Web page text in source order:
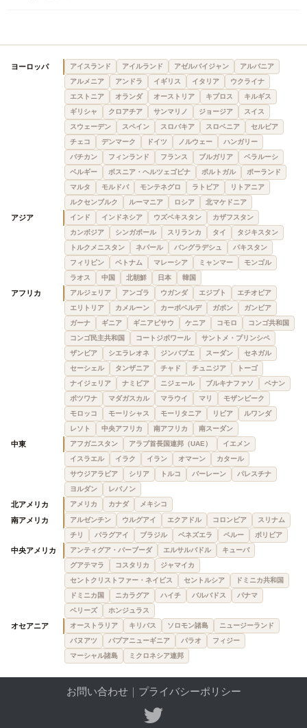
ヨーロッパ アイスランド アイルランド アゼルバイジャン
アルバニア
アルメニア
アンドラ イギリス イタリア
ウクライナ
エストニア
オランダ オーストリア キプロス
キルギス
ギリシャ
クロアチア サンマリノ ジョージア
スイス
スウェーデン
スペイン スロバキア スロベニア
セルビア
チェコ
デンマーク ドイツ ノルウェー
ハンガリー
バチカン
フィンランド フランス ブルガリア
ベラルーシ
ベルギー
ボスニア・ヘルツェゴビナ ポルトガル
ポーランド
マルタ
モルドバ モンテネグロ ラトビア
リトアニア
ルクセンブルク
ルーマニア ロシア 北マケドニア
アジア インド インドネシア ウズベキスタン
カザフスタン
カンボジア
シンガポール スリランカ タイ
タジキスタン
トルクメニスタン
ネパール バングラデシュ
パキスタン
フィリピン
ベトナム マレーシア ミャンマー
モンゴル
ラオス
中国 北朝鮮 日本 韓国
アフリカ アルジェリア アンゴラ ウガンダ エジプト
エチオピア
エリトリア
カメルーン カーボベルデ ガボン
ガンビア
ガーナ
ギニア ギニアビサウ ケニア コモロ
コンゴ共和国
コンゴ民主共和国
コートジボワール
サントメ・プリンシペ
ザンビア
シエラレオネ ジンバブエ スーダン
セネガル
セーシェル
タンザニア チャド チュニジア
トーゴ
ナイジェリア
ナミビア ニジェール ブルキナファソ
ベナン
ボツワナ
マダガスカル マラウイ マリ
モザンビーク
モロッコ
モーリシャス モーリタニア リビア
ルワンダ
レソト
中央アフリカ 南アフリカ 南スーダン
中東 アフガニスタン アラブ首長国連邦（UAE）
イエメン
イスラエル
イラク イラン オマーン
カタール
サウジアラビア
シリア トルコ バーレーン
パレスチナ
ヨルダン
レバノン
北アメリカ アメリカ カナダ メキシコ
南アメリカ アルゼンチン ウルグアイ エクアドル コロンビア
スリナム
チリ
パラグアイ ブラジル ベネズエラ ペルー ボリビア
中央アメリカ アンティグア・バーブーダ エルサルバドル
キューバ
グアテマラ
コスタリカ
ジャマイカ
セントクリストファー・ネイビス
セントルシア
ドミニカ共和国
ドミニカ国
ニカラグア ハイチ バルバドス
パナマ
ベリーズ
ホンジュラス
オセアニア オーストラリア キリバス ソロモン諸島
ニュージーランド
バヌアツ
パプアニューギニア パラオ
フィジー
マーシャル諸島
ミクロネシア連邦
お問い合わせ｜ プライバシーポリシー